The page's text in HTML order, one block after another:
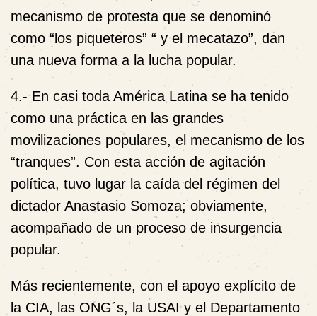
mecanismo de protesta que se denominó
como “los piqueteros” “ y el mecatazo”, dan
una nueva forma a la lucha popular.
4.-En casi toda América Latina se ha tenido
como una práctica en las grandes
movilizaciones populares, el mecanismo de los
“tranques”. Con esta acción de agitación
política, tuvo lugar la caída del régimen del
dictador Anastasio Somoza; obviamente,
acompañado de un proceso de insurgencia
popular.
Más recientemente, con el apoyo explícito de
la CIA, las ONG´s, la USAI y el Departamento